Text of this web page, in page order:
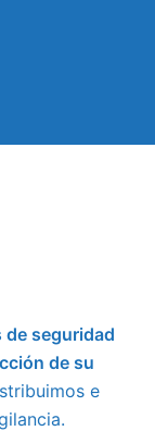
de seguridad
de su
e